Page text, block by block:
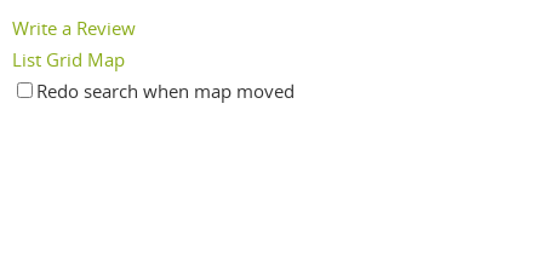
Write a Review
List Grid Map
Redo search when map moved